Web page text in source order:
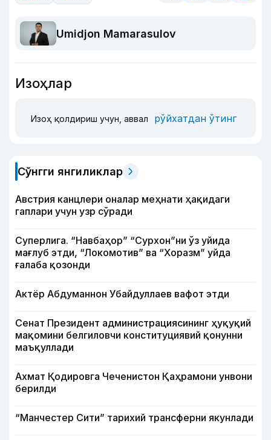
Umidjon Mamarasulov
Изоҳлар
Изоҳ қолдириш учун, аввал рўйхатдан ўтинг
Сўнгги янгиликлар
Австрия канцлери оналар меҳнати ҳақидаги
гаплари учун узр сўради
Суперлига. “Навбаҳор” “Сурхон”ни ўз уйида
мағлуб этди, “Локомотив” ва “Хоразм” уйда
ғалаба қозонди
Актёр Абду­маннон Убайдуллаев вафот этди
Сенат Президент администрациясининг ҳуқуқий
мақомини белгиловчи конституциявий қонунни
маъқуллади
Ахмат Қодировга Чеченистон Қаҳрамони унвони
берилди
“Манчестер Сити” тарихий трансферни якунлади